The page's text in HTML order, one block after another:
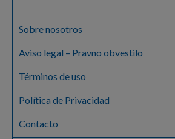
Sobre nosotros
Aviso legal – Pravno obvestilo
Términos de uso
Política de Privacidad
Contacto